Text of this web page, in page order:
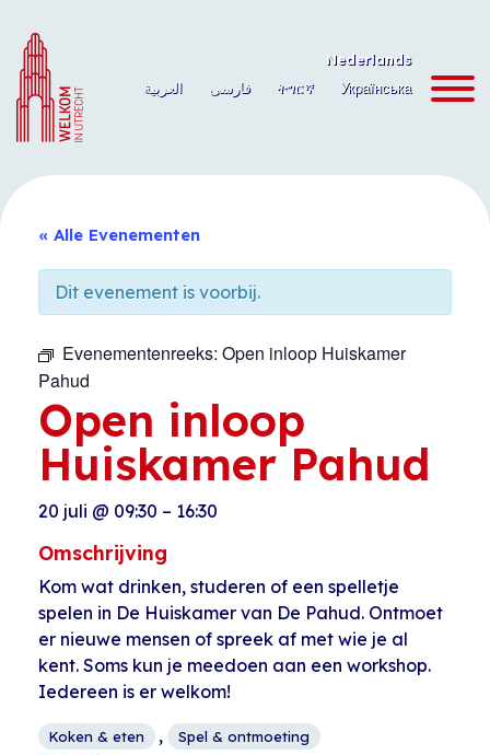
naar
de
inhoud
Nederlands
العربية
فارسی ትግርኛ Українська
« Alle Evenementen
Dit evenement is voorbij.
Evenementenreeks: Open inloop Huiskamer
Pahud
Open inloop
Huiskamer Pahud
20 juli @ 09:30 – 16:30
Omschrijving
Kom wat drinken, studeren of een spelletje
spelen in De Huiskamer van De Pahud. Ontmoet
er nieuwe mensen of spreek af met wie je al
kent. Soms kun je meedoen aan een workshop.
Iedereen is er welkom!
Koken & eten , Spel & ontmoeting